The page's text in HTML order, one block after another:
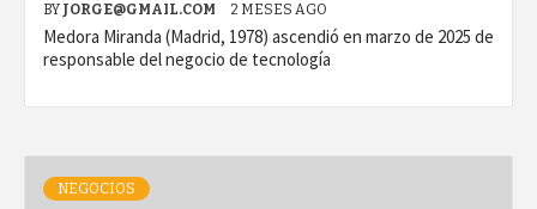
BY JORGE@GMAIL.COM 2 MESES AGO
Medora Miranda (Madrid, 1978) ascendió en marzo de 2025 de
responsable del negocio de tecnología
NEGOCIOS